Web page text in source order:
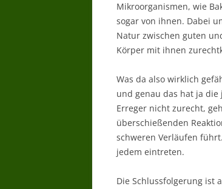
Mikroorganismen, wie
sogar von ihnen. Dabei
Natur zwischen guten
Körper mit ihnen
Was da also wirklich
und genau das hat ja
Erreger nicht zurecht,
überschießenden
schweren Verläufen
jedem eintreten.
Die Schlussfolgerung ist